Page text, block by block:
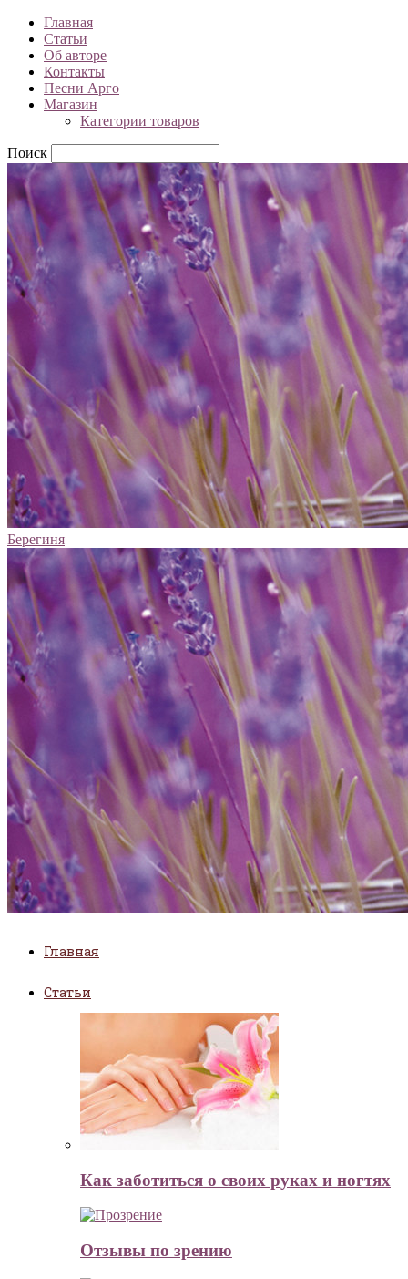
Главная
Статьи
Об авторе
Контакты
Песни Арго
Магазин
Категории товаров
Поиск
Берегиня
Главная
Статьи
Как заботиться о своих руках и ногтях
Отзывы по зрению